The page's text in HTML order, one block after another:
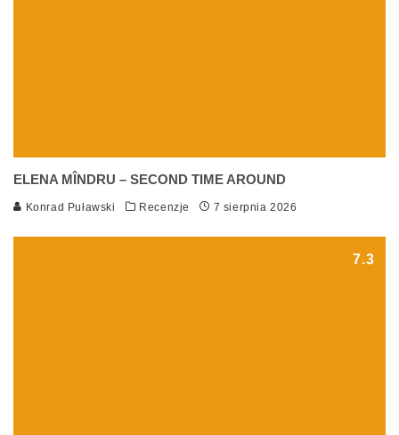
ELENA MÎNDRU – SECOND TIME AROUND
Konrad Puławski Recenzje 7 sierpnia 2026
7.3